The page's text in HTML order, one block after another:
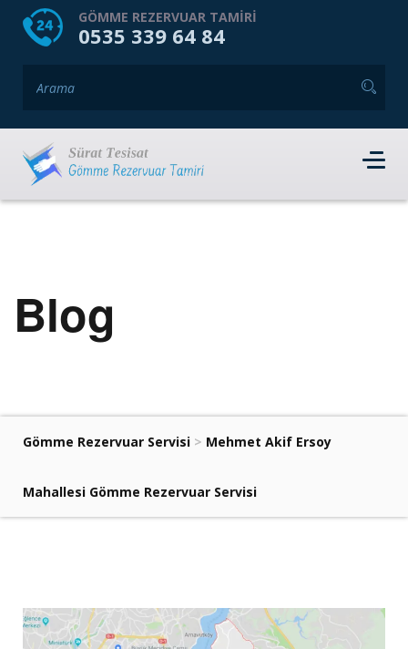
HOME HAKKIMIZDA
GÖMME REZERVUAR TAMIRI
0535 339 64 84
Blog
Gömme Rezervuar Servisi > Mehmet Akif Ersoy
Mahallesi Gömme Rezervuar Servisi